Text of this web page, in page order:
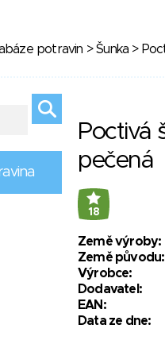
potravin >Šunka >
Poctivá
pečená
18
Země výroby:
Země původu:
Výrobce:
Dodavatel:
EAN:
Data ze dne: